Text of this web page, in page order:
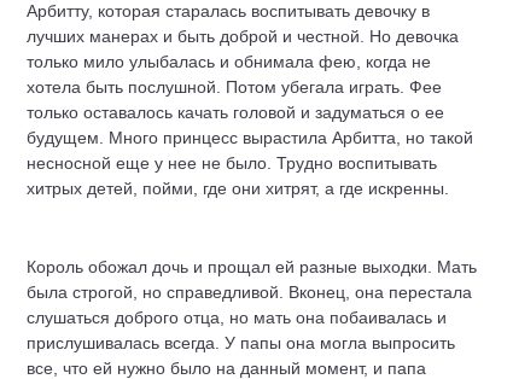
Арбитту, которая старалась воспитывать девочку в
лучших манерах и быть доброй и честной. Но девочка
только мило улыбалась и обнимала фею, когда не
хотела быть послушной. Потом убегала играть. Фее
только оставалось качать головой и задуматься о ее
будущем. Много принцесс вырастила Арбитта, но такой
несносной еще у нее не было. Трудно воспитывать
хитрых детей, пойми, где они хитрят, а где искренны.
Король обожал дочь и прощал ей разные выходки. Мать
была строгой, но справедливой. Вконец, она перестала
слушаться доброго отца, но мать она побаивалась и
прислушивалась всегда. У папы она могла выпросить
все, что ей нужно было на данный момент, и папа